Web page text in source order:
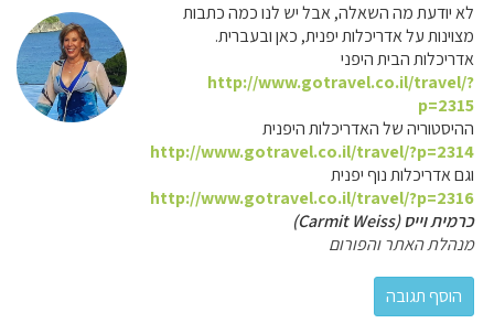
לא יודעת מה השאלה, אבל יש לנו כמה כתבות
מצוינות על אדריכלות יפנית, כאן ובעברית.
אדריכלות הבית היפני
http://www.gotravel.co.il/travel/?
p=2315
ההיסטוריה של האדריכלות היפנית
http://www.gotravel.co.il/travel/?p=2314
וגם אדריכלות נוף יפנית
http://www.gotravel.co.il/travel/?p=2316
כרמית וייס (Carmit Weiss)
מנהלת האתר והפורום